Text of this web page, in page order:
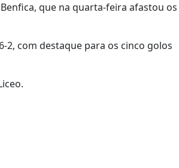
que na quarta-feira afastou os
com destaque para os cinco golos